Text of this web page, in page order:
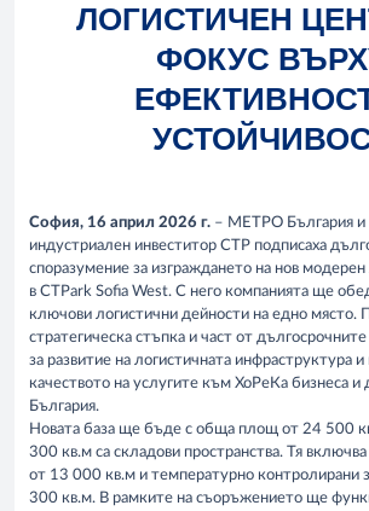
ЛОГИСТИЧЕН
ФОКУС
София, 16 април 2026 г. – МЕТРО България и
индустриален инвеститор CTP подписаха
споразумение за изграждането на нов
в CTPark Sofia West. С него компанията ще
ключови логистични дейности на едно място.
стратегическа стъпка и част от
за развитие на логистичната инфраструктура
качеството на услугите към ХоРеКа бизнеса и
България.
Новата база ще бъде с обща площ от 24 500
300 кв.м са складови пространства. Тя
от 13 000 кв.м и температурно контролирани
300 кв.м. В рамките на съоръжението ще